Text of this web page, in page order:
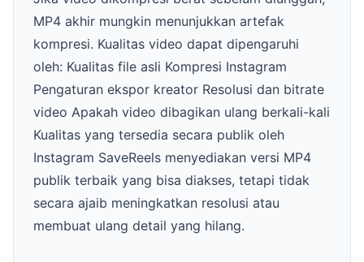
MP4 akhir mungkin menunjukkan artefak
kompresi. Kualitas video dapat dipengaruhi
oleh: Kualitas file asli Kompresi Instagram
Pengaturan ekspor kreator Resolusi dan bitrate
video Apakah video dibagikan ulang berkali-kali
Kualitas yang tersedia secara publik oleh
Instagram SaveReels menyediakan versi MP4
publik terbaik yang bisa diakses, tetapi tidak
secara ajaib meningkatkan resolusi atau
membuat ulang detail yang hilang.